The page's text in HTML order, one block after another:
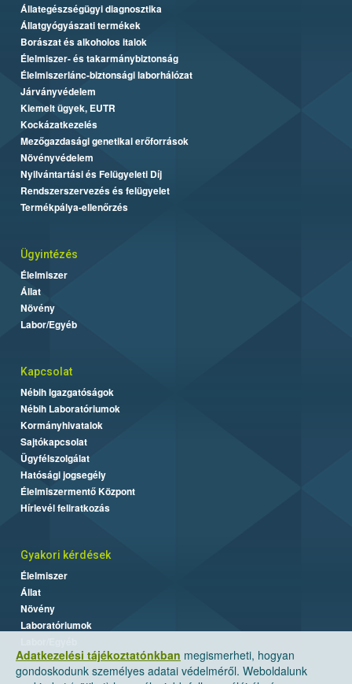
Adatkezelési tájékoztatónkban megismerheti, hogyan
gondoskodunk személyes adatai védelméről. Weboldalunk
Állategészségügyi diagnosztika
Állatgyógyászati termékek
Borászat és alkoholos italok
Élelmiszer- és takarmánybiztonság
Élelmiszerlánc-biztonsági laborhálózat
Járványvédelem
Kiemelt ügyek, EUTR
Kockázatkezelés
Mezőgazdasági genetikai erőforrások
Növényvédelem
Nyilvántartási és Felügyeleti Díj
Rendszerszervezés és felügyelet
Termékpálya-ellenőrzés
Ügyintézés
Élelmiszer
Állat
Növény
Labor/Egyéb
Kapcsolat
Nébih Igazgatóságok
Nébih Laboratóriumok
Kormányhivatalok
Sajtókapcsolat
Ügyfélszolgálat
Hatósági jogsegély
Élelmiszermentő Központ
Hírlevél feliratkozás
Gyakori kérdések
Élelmiszer
Állat
Növény
Laboratóriumok